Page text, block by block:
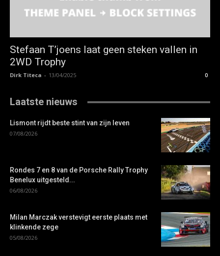
Stefaan T’joens laat geen steken vallen in
2WD Trophy
Dirk Titeca - 13/04/2025 0
Laatste nieuws
Lismont rijdt beste stint van zijn leven
07/08/2026
Rondes 7 en 8 van de Porsche Rally Trophy
Benelux uitgesteld...
06/08/2026
Milan Marczak verstevigt eerste plaats met
klinkende zege
05/08/2026